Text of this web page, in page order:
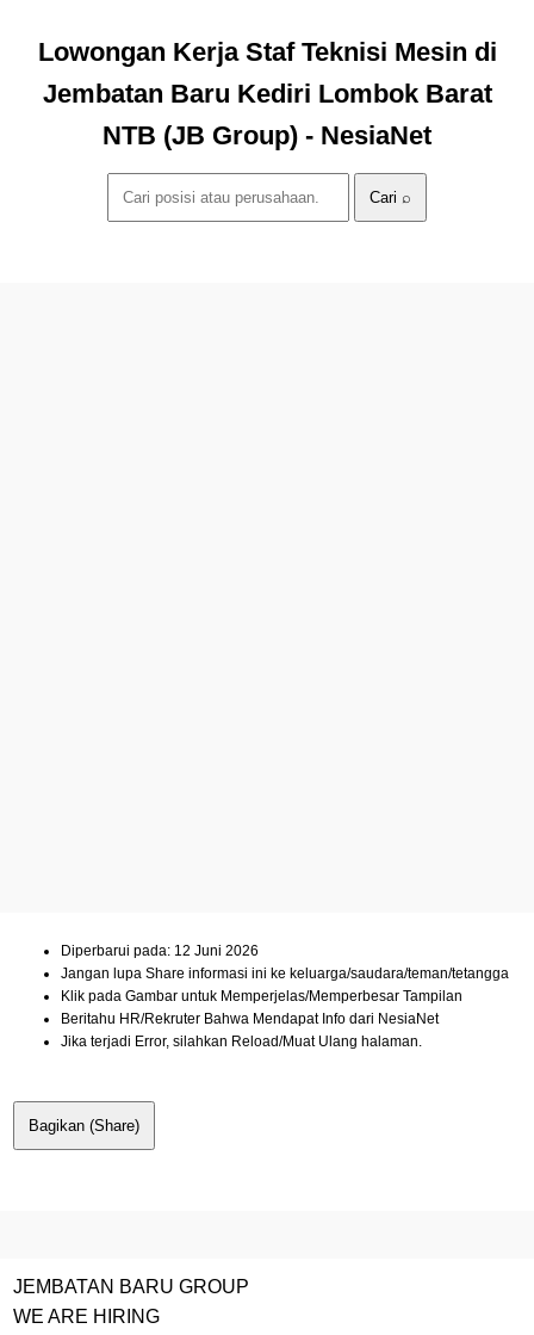
Lowongan Kerja Staf Teknisi Mesin di
Jembatan Baru Kediri Lombok Barat
NTB (JB Group) - NesiaNet
Cari ⌕
Diperbarui pada: 12 Juni 2026
Jangan lupa Share informasi ini ke keluarga/saudara/teman/tetangga
Klik pada Gambar untuk Memperjelas/Memperbesar Tampilan
Beritahu HR/Rekruter Bahwa Mendapat Info dari NesiaNet
Jika terjadi Error, silahkan Reload/Muat Ulang halaman.
Bagikan (Share)
JEMBATAN BARU GROUP
WE ARE HIRING